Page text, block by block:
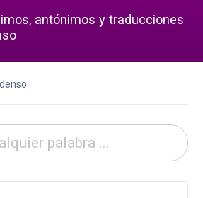
antónimos y traducciones
denso